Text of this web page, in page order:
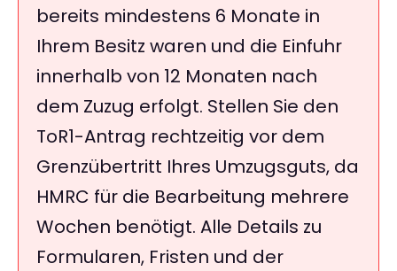
bereits mindestens 6 Monate in
Ihrem Besitz waren und die Einfuhr
innerhalb von 12 Monaten nach
dem Zuzug erfolgt. Stellen Sie den
ToR1-Antrag rechtzeitig vor dem
Grenzübertritt Ihres Umzugsguts, da
HMRC für die Bearbeitung mehrere
Wochen benötigt. Alle Details zu
Formularen, Fristen und der